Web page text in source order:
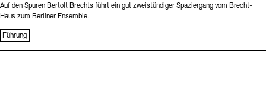
Auf den Spuren Bertolt Brechts führt ein gut zweistündiger Spaziergang vom Brecht-
Haus zum Berliner Ensemble.
Führung